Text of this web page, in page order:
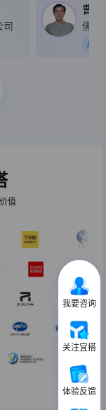
司
曹
佛山
总经
值
我要咨询
关注宜搭
体验反馈